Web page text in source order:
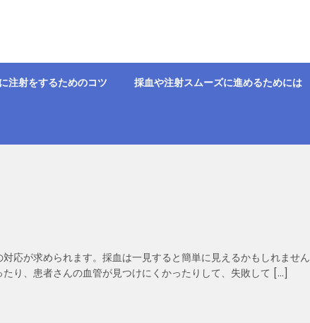
に注射をするためのコツ 採血や注射スムーズに進めるためには
応が求められます。採血は一見すると簡単に見えるかもしれません
り、患者さんの血管が見つけにくかったりして、失敗して […]